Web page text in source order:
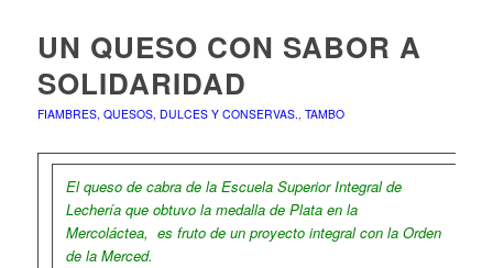
UN QUESO CON SABOR A
SOLIDARIDAD
FIAMBRES, QUESOS, DULCES Y CONSERVAS., TAMBO
El queso de cabra de la Escuela Superior Integral de
Lechería que obtuvo la medalla de Plata en la
Mercoláctea, es fruto de un proyecto integral con la Orden
de la Merced.